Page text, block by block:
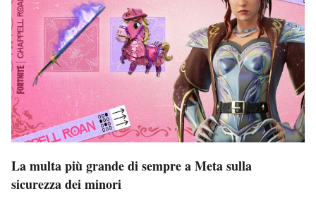
La multa più grande di sempre a Meta sulla
sicurezza dei minori